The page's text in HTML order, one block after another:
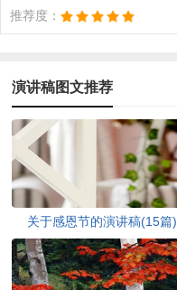
推荐度：
演讲稿图文推荐
关于感恩节的演讲稿(15篇)